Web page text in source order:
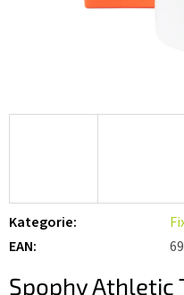
Kategorie:
EAN:
Spophy Athletic